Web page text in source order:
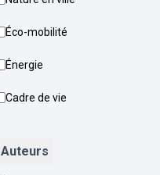
Éco-mobilité
Énergie
Cadre de vie
Auteurs